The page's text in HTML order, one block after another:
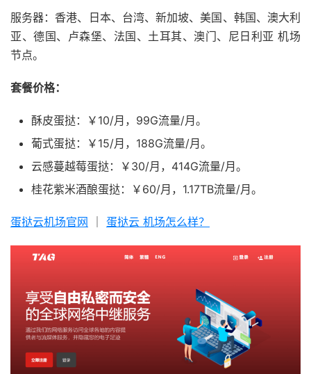
服务器：香港、日本、台湾、新加坡、美国、韩国、澳大利
亚、德国、卢森堡、法国、土耳其、澳门、尼日利亚 机场
节点。
套餐价格：
酥皮蛋挞：￥10/月，99G流量/月。
葡式蛋挞：￥15/月，188G流量/月。
云感蔓越莓蛋挞：￥30/月，414G流量/月。
桂花紫米酒酿蛋挞：￥60/月，1.17TB流量/月。
蛋挞云机场官网 蛋挞云 机场怎么样？